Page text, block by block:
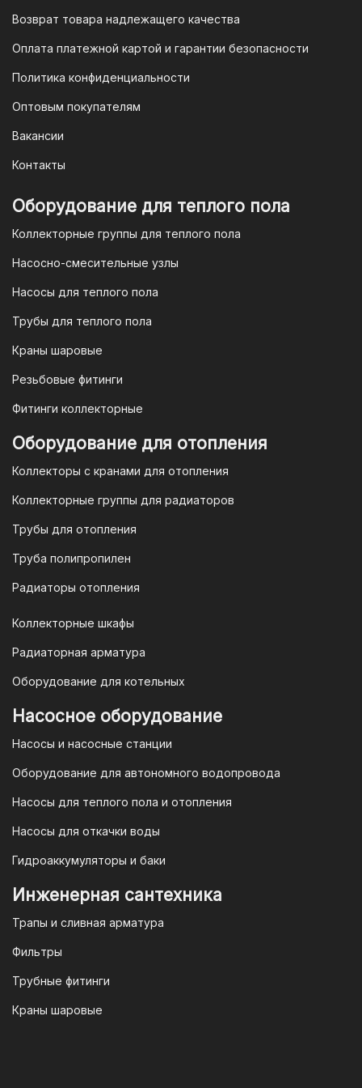
доступен для большинства российских
3. Оплата по QR-коду
— это QR-код. После оформления
заказа мы предоставим вам
уникальный QR-код, который можно
приложении вашего банка. Это быстро,
удобно и безопасно.
юридических лиц
Для наших корпоративных клиентов
мы предлагаем безналичную оплату по
выставим вам счет, который можно
оплатить в течение 3 рабочих дней.
организаций и ИП необходимо
связаться с оптовым отделом
электронную почту
opt@mail.ru
Гарантия и условия гарантии
магазине "TIM-com Россия" Вы можете
быть уверены в том, что мы действуем
в рамках действующего
Законодательства Российской
Федерации и Ваши права, как
отопительной техники (котлы, газовые
монтажа, необходимо вызывать
специалиста из
ЦЕНТРА на первый запуск
оборудования (пуско-наладочные
Возврат товара надлежащего качества
Оплата платежной картой и гарантии безопасности
Политика конфиденциальности
Оптовым покупателям
Вакансии
Контакты
Оборудование для теплого пола
Коллекторные группы для теплого пола
Насосно-смесительные узлы
Насосы для теплого пола
Трубы для теплого пола
Краны шаровые
Резьбовые фитинги
Фитинги коллекторные
Оборудование для отопления
Коллекторы с кранами для отопления
Коллекторные группы для радиаторов
Трубы для отопления
Труба полипропилен
Радиаторы отопления
Коллекторные шкафы
Радиаторная арматура
Оборудование для котельных
Насосное оборудование
Насосы и насосные станции
Оборудование для автономного водопровода
Насосы для теплого пола и отопления
Насосы для откачки воды
Гидроаккумуляторы и баки
Инженерная сантехника
Трапы и сливная арматура
Фильтры
Трубные фитинги
Краны шаровые